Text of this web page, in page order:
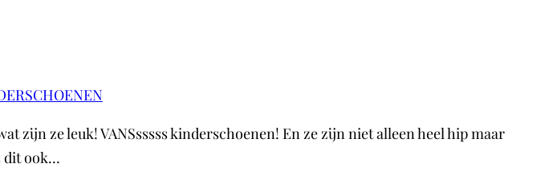
zijn ze leuk! VANSsssss kinderschoenen! En ze zijn niet alleen heel hip maar
dit ook…